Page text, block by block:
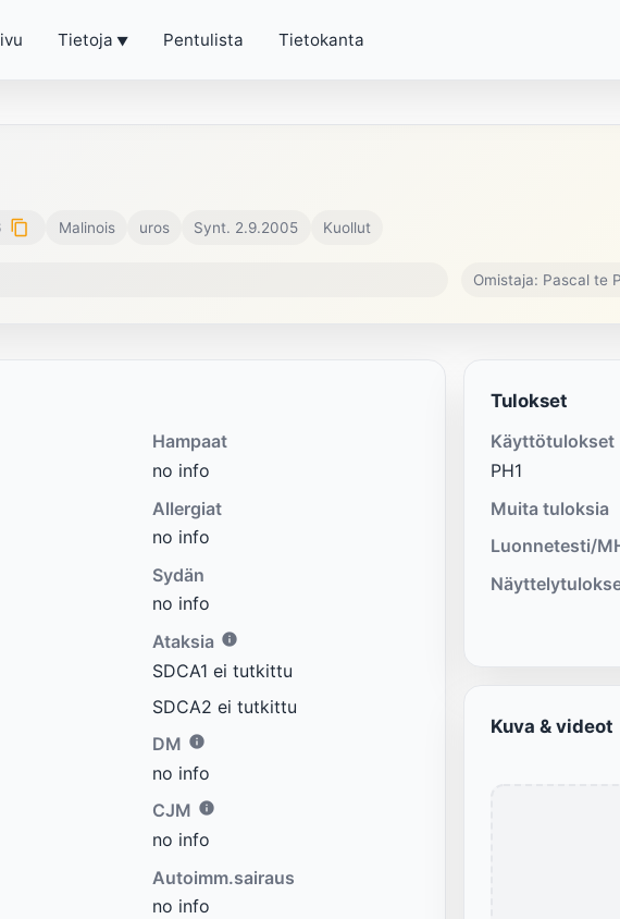
Tietoja Pentulista Tietokanta
content_copy Malinois uros Synt. 2.9.2005 Kuollut
Omistaja: Pascal te
Hampaat
no info
Allergiat
no info
Sydän
no info
Ataksia
SDCA1 ei tutkittu
SDCA2 ei tutkittu
DM
no info
CJM
no info
Autoimm.sairaus
no info
Tulokset
Käyttötulokset
PH1
Muita tuloksia
Luonnetesti/
Kuva & videot